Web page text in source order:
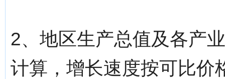
2、地区生产总值及各产
计算，增长速度按可比价